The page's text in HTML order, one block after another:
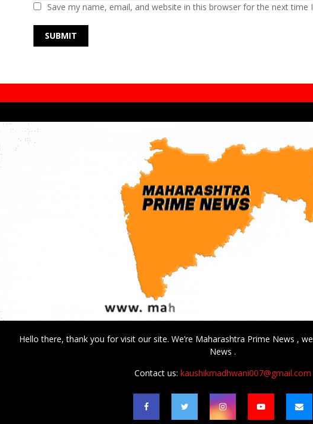
Save my name, email, and website in this browser for the next time
⇝
Hello there, thank you for visit our site. We’re Maharashtra Prime News ,
News .
Contact us: kaushikmadhwani007@gmail.com